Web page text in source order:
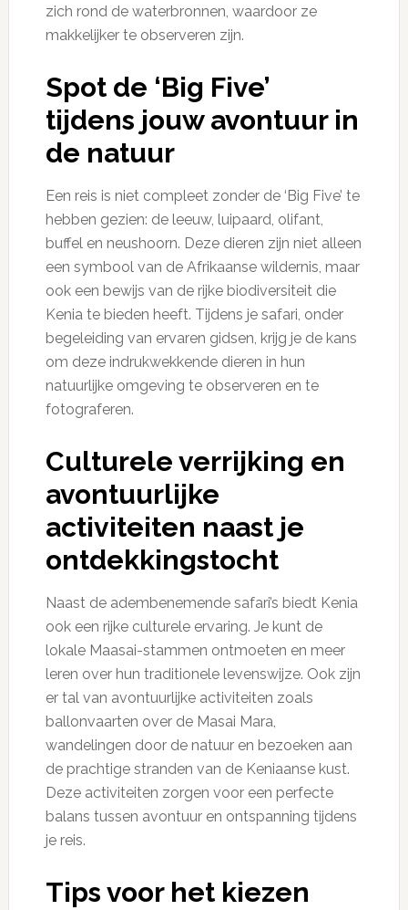
zich rond de waterbronnen, waardoor ze
makkelijker te observeren zijn.
Spot de ‘Big Five’
tijdens jouw avontuur in
de natuur
Een reis is niet compleet zonder de ‘Big Five’ te
hebben gezien: de leeuw, luipaard, olifant,
buffel en neushoorn. Deze dieren zijn niet alleen
een symbool van de Afrikaanse wildernis, maar
ook een bewijs van de rijke biodiversiteit die
Kenia te bieden heeft. Tijdens je safari, onder
begeleiding van ervaren gidsen, krijg je de kans
om deze indrukwekkende dieren in hun
natuurlijke omgeving te observeren en te
fotograferen.
Culturele verrijking en
avontuurlijke
activiteiten naast je
ontdekkingstocht
Naast de adembenemende safari’s biedt Kenia
ook een rijke culturele ervaring. Je kunt de
lokale Maasai-stammen ontmoeten en meer
leren over hun traditionele levenswijze. Ook zijn
er tal van avontuurlijke activiteiten zoals
ballonvaarten over de Masai Mara,
wandelingen door de natuur en bezoeken aan
de prachtige stranden van de Keniaanse kust.
Deze activiteiten zorgen voor een perfecte
balans tussen avontuur en ontspanning tijdens
je reis.
Tips voor het kiezen